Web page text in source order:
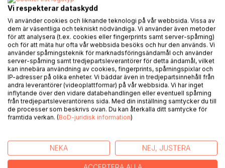
Kan vi bytte ut stress?
Kan vi ta tiden tilbake?
Undre oss?
Være glad?
Legge lista litt lavere?
Bli kjent med Tanketrollet.
Bli kjent med Pinnsvin.
Bli kjent med Hjertrud som vil at vi skal stoppe opp, puste
med hjertet og tenke litt annerledes.
Hva er det vi skal rekke?
som jobber med barn, har barn eller kjenner noen som
jobber med barn.
Vi respekterar dataskydd
Vi använder cookies och liknande teknologi på vår webbsida. Vissa av
dem är väsentliga och tekniskt nödvändiga. Vi använder även metoder
för att analysera (t.ex. cookies eller fingerprints samt server-spårning)
och för att mäta hur ofta vår webbsida besöks och hur den används. Vi
använder spårningsteknik för marknadsföringsändamål och använder
server-spårning samt tredjepartsleverantörer för detta ändamål, vilket
kan innebära användning av cookies, fingerprints, spårningspixlar och
IP-adresser på olika enheter. Vi bäddar även in tredjepartsinnehåll från
andra leverantörer (videoplattformar) på vår webbsida. Vi har inget
inflytande över den vidare databehandlingen eller eventuell spårning
från tredjepartsleverantörens sida. Med din inställning samtycker du till
de processer som beskrivs ovan. Du kan återkalla ditt samtycke för
framtida verkan. (BoD-juridisk information)
NEKA NEJ, JUSTERA